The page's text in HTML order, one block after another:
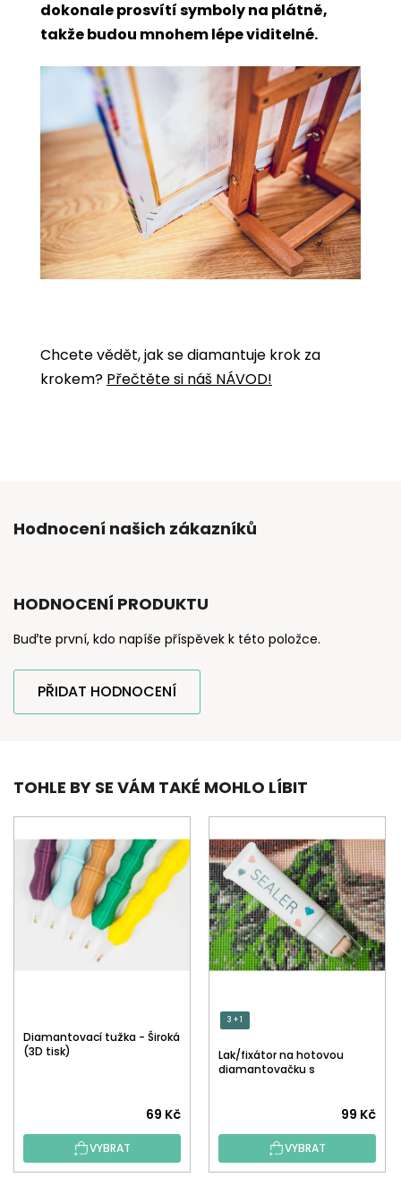
dokonale prosvítí symboly na plátně,
takže budou mnohem lépe viditelné.
Chcete vědět, jak se diamantuje krok za
krokem? Přečtěte si náš NÁVOD!
Hodnocení našich zákazníků
HODNOCENÍ PRODUKTU
Buďte první, kdo napíše příspěvek k této položce.
PŘIDAT HODNOCENÍ
TOHLE BY SE VÁM TAKÉ MOHLO LÍBIT
Diamantovací tužka - Široká
(3D tisk)
hodnocení
produktu
je
69 Kč
VYBRAT
3 + 1
Lak/fixátor na hotovou
diamantovačku s
hodnocení
produktu
je
99 Kč
VYBRAT